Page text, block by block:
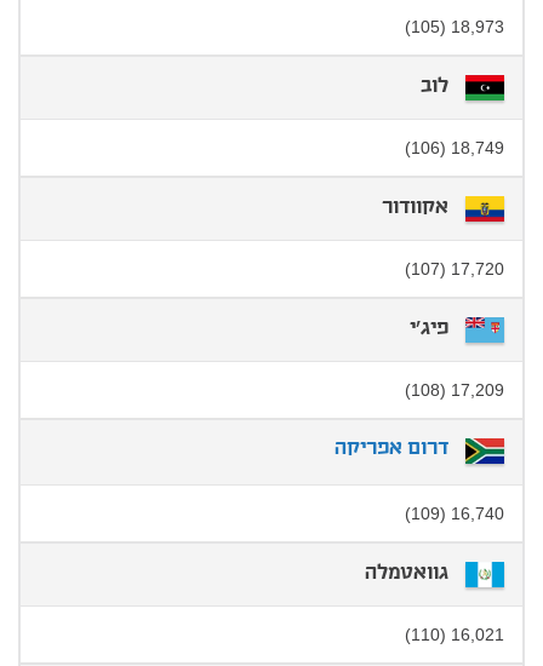
18,973 (105)
לוב
18,749 (106)
אקוודור
17,720 (107)
פיג'י
17,209 (108)
דרום אפריקה
16,740 (109)
גוואטמלה
16,021 (110)